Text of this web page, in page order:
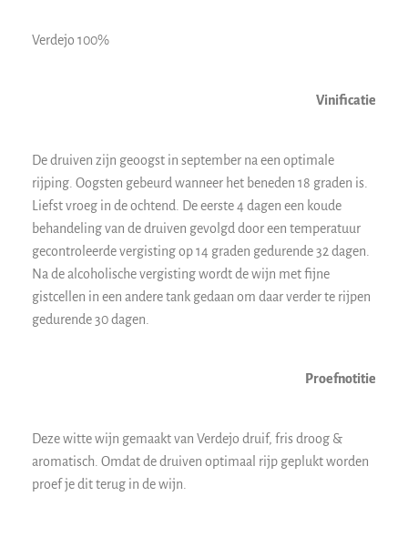
Verdejo 100%
Vinificatie
De druiven zijn geoogst in september na een optimale
rijping. Oogsten gebeurd wanneer het beneden 18 graden is.
Liefst vroeg in de ochtend. De eerste 4 dagen een koude
behandeling van de druiven gevolgd door een temperatuur
gecontroleerde vergisting op 14 graden gedurende 32 dagen.
Na de alcoholische vergisting wordt de wijn met fijne
gistcellen in een andere tank gedaan om daar verder te rijpen
gedurende 30 dagen.
Proefnotitie
Deze witte wijn gemaakt van Verdejo druif, fris droog &
aromatisch. Omdat de druiven optimaal rijp geplukt worden
proef je dit terug in de wijn.